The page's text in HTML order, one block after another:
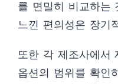
를 면밀히 비교하는
느낀 편의성은 장기
또한 각 제조사에서
옵션의 범위를 확인